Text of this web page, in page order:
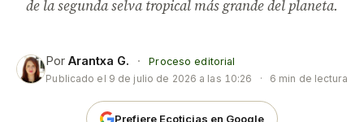
de la segunda selva tropical más grande del planeta.
PorArantxa G. ·
Proceso editorial
Publicado el 9 de julio de 2026 a las 10:26 · 6 min de lectura
Prefiere Ecoticias en Google